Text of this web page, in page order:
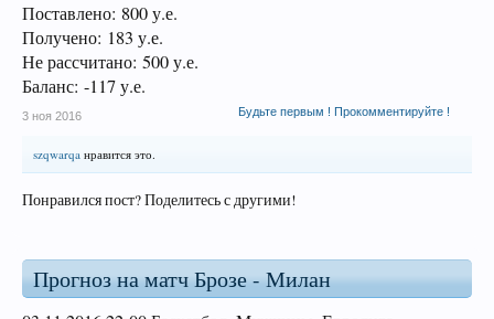
Поставлено: 800 у.е.
Получено: 183 у.е.
Не рассчитано: 500 у.е.
Баланс: -117 у.е.
Будьте первым ! Прокомментируйте !
3 ноя 2016
szqwarqa нравится это.
Понравился пост? Поделитесь с другими!
Прогноз на матч Брозе - Милан